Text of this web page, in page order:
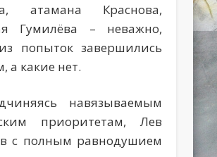
атамана Краснова,
Гумилёва – неважно,
попыток завершились
а какие нет.
навязываемым
приоритетам, Лев
с полным равнодушием